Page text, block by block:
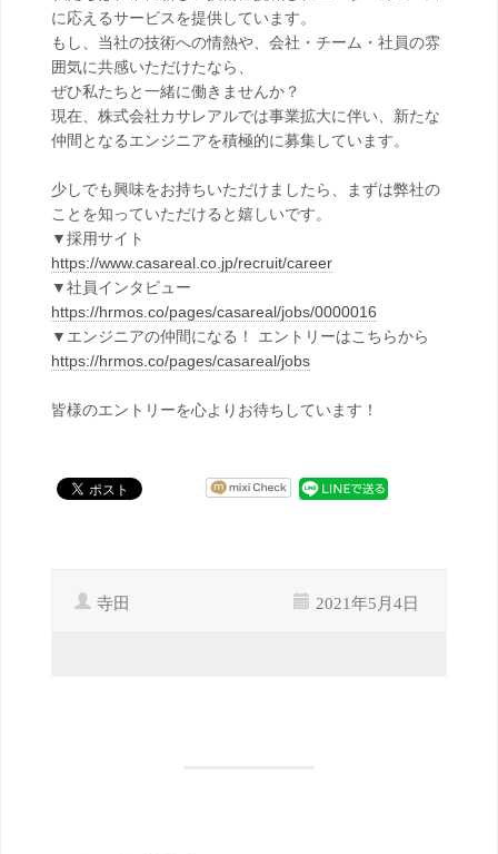
に応えるサービスを提供しています。
もし、当社の技術への情熱や、会社・チーム・社員の雰
囲気に共感いただけたなら、
ぜひ私たちと一緒に働きませんか？
現在、株式会社カサレアルでは事業拡大に伴い、新たな
仲間となるエンジニアを積極的に募集しています。
少しでも興味をお持ちいただけましたら、まずは弊社の
ことを知っていただけると嬉しいです。
▼採用サイト
https://www.casareal.co.jp/recruit/career
▼社員インタビュー
https://hrmos.co/pages/casareal/jobs/0000016
▼エンジニアの仲間になる！ エントリーはこちらから
https://hrmos.co/pages/casareal/jobs
皆様のエントリーを心よりお待ちしています！
寺田 2021年5月4日